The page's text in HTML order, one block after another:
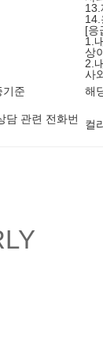
13.
14.
[응
1.
상
2.
사
기준
해
담 관련 전화번
컬